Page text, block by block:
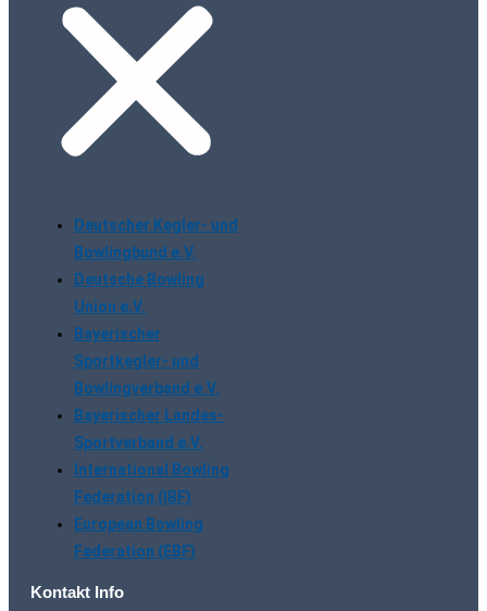
Deutscher Kegler- und
Bowlingbund e.V.
Deutsche Bowling
Union e.V.
Bayerischer
Sportkegler- und
Bowlingverband e.V.
Bayerischer Landes-
Sportverband e.V.
International Bowling
Federation (IBF)
European Bowling
Federation (EBF)
Kontakt Info